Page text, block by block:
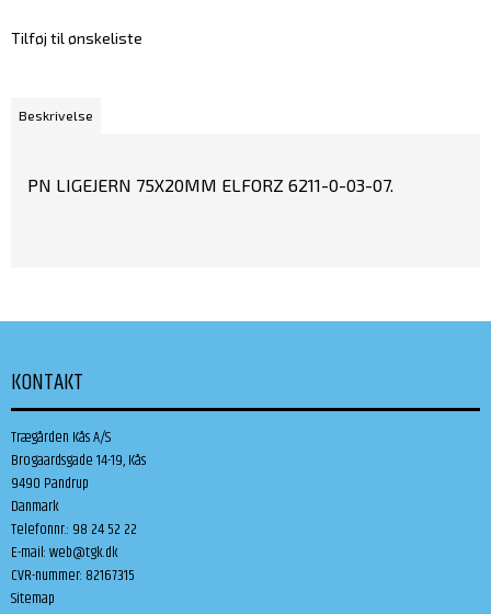
Tilføj til ønskeliste
Beskrivelse
PN LIGEJERN 75X20MM ELFORZ 6211-0-03-07.
KONTAKT
Trægården Kås A/S
Brogaardsgade 14-19, Kås
9490 Pandrup
Danmark
Telefonnr.: 98 24 52 22
E-mail:web@tgk.dk
CVR-nummer: 82167315
Sitemap